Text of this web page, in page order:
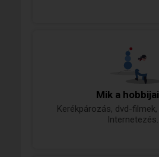
Mik a
Kerékpározás, dvd-
Internetezés.